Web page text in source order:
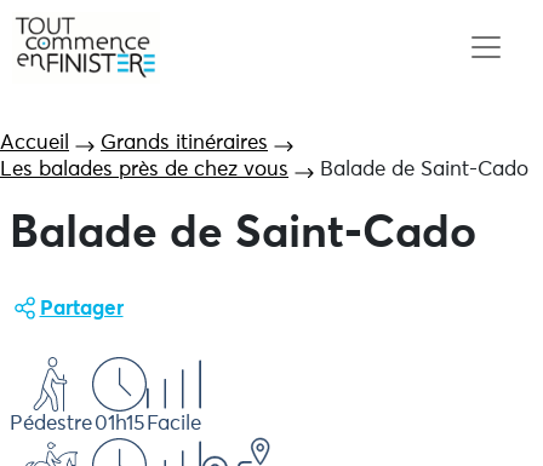
Accueil
Grands itinéraires
Les balades près de chez vous
Balade de Saint-Cado
Balade de Saint-Cado
Partager
Pédestre 01h15 Facile